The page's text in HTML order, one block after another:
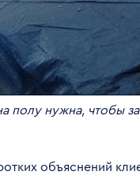
полу нужна, чтобы
объяснений